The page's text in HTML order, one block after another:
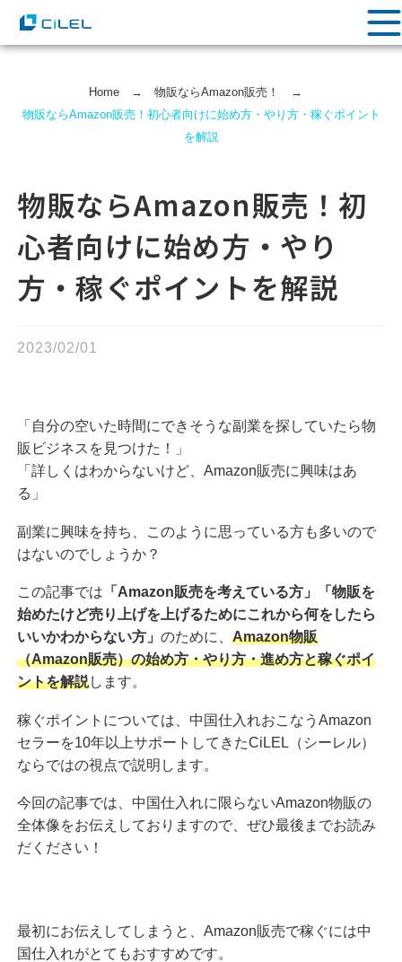
Home→ 物販ならAmazon販売！
→
物販ならAmazon販売！初心者向けに始め方・やり方・稼ぐポイント
を解説
物販ならAmazon販売！初
心者向けに始め方・やり
方・稼ぐポイントを解説
2023/02/01
「自分の空いた時間にできそうな副業を探していたら物
販ビジネスを見つけた！」
「詳しくはわからないけど、Amazon販売に興味はあ
る」
副業に興味を持ち、このように思っている方も多いので
はないのでしょうか？
この記事では 「Amazon販売を考えている方」「物販を
始めたけど売り上げを上げるためにこれから何をしたら
いいかわからない方」 のために、 Amazon物販
（Amazon販売）の始め方・やり方・進め方と稼ぐポイ
ントを解説します。
稼ぐポイントについては、中国仕入れおこなうAmazon
セラーを10年以上サポートしてきたCiLEL（シーレル）
ならではの視点で説明します。
今回の記事では、中国仕入れに限らないAmazon物販の
全体像をお伝えしておりますので、ぜひ最後までお読み
だください！
最初にお伝えしてしまうと、Amazon販売で稼ぐには中
国仕入れがとてもおすすめです。